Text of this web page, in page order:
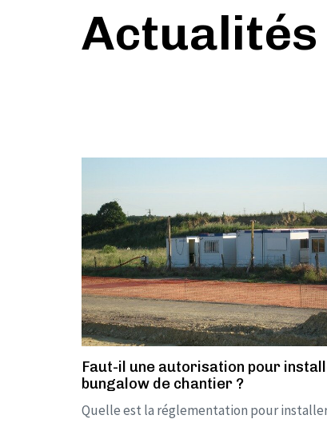
Actualités
Faut-il une autorisation pour
bungalow de chantier ?
Quelle est la réglementation pour